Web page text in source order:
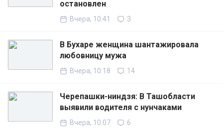
остановлен
Вчера, 10:41 3
В Бухаре женщина шантажировала
любовницу мужа
Вчера, 10:18 14
Черепашки-ниндзя: В Ташобласти
выявили водителя с нунчаками
Вчера, 10:07 6